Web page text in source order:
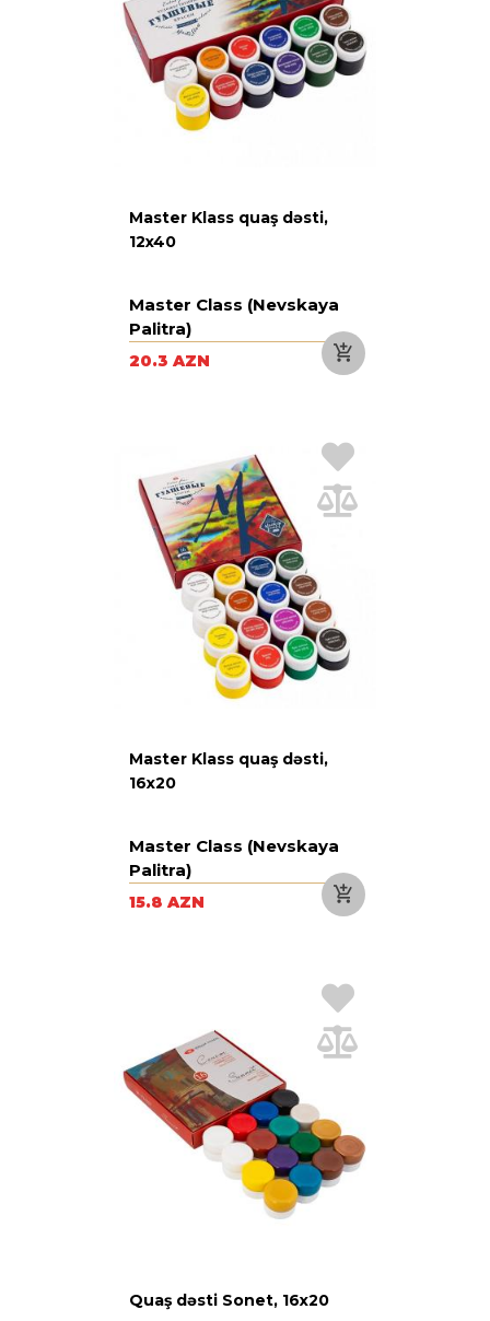
Master Klass quaş dəsti,
12x40
Master Class (Nevskaya
Palitra)
20.3 AZN
Master Klass quaş dəsti,
16x20
Master Class (Nevskaya
Palitra)
15.8 AZN
Quaş dəsti Sonet, 16x20